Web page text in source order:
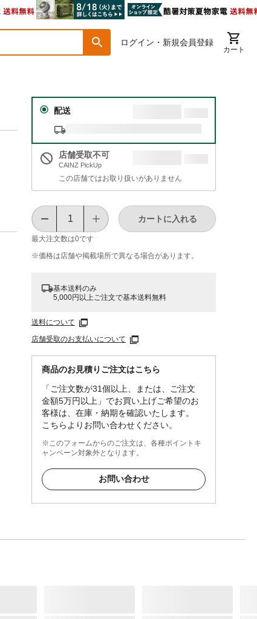
ログイン・新規会員登録
カート
配送
店舗受取不可
CAINZ PickUp
この店舗ではお取り扱いがありません
最大注文数は0です
カートに入れる
※価格は​店舗や​掲載場所で​異なる​場合が​あります。
基本送料のみ
5,000円以上ご注文で基本送料無料
送料について
店舗受取のお支払いについて
商品のお見積りご注文はこちら
「ご注文数が31個以上、または、ご注文
金額5万円以上」でお買い上げご希望のお
客様は、在庫・納期を確認いたします。
こちらよりお問い合わせください。
※このフォームからのご注文は、各種ポイントキ
ャンペーン対象外となります。
お問い合わせ